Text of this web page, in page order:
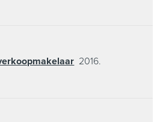
2016.